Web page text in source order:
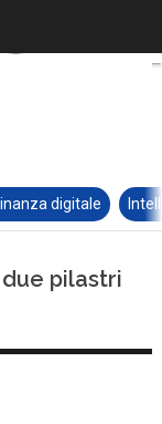
digitale
pilastri